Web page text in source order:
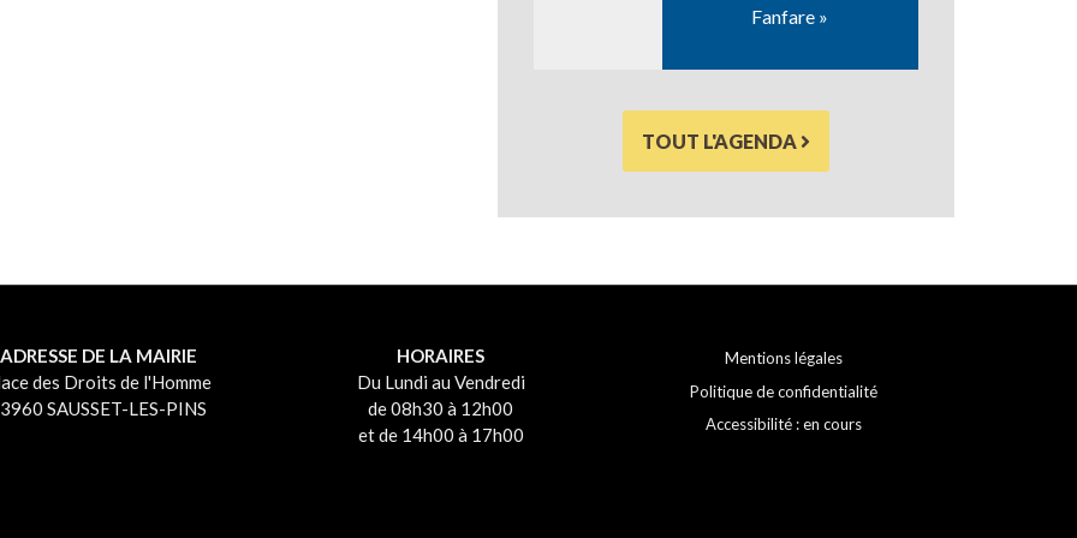
Fanfare »
TOUT L'AGENDA
ADRESSE DE LA MAIRIE
des Droits de l'Homme
SAUSSET-LES-PINS
HORAIRES
Du Lundi au Vendredi
de 08h30 à 12h00
et de 14h00 à 17h00
Mentions légales
Politique de confidentialité
Accessibilité : en cours